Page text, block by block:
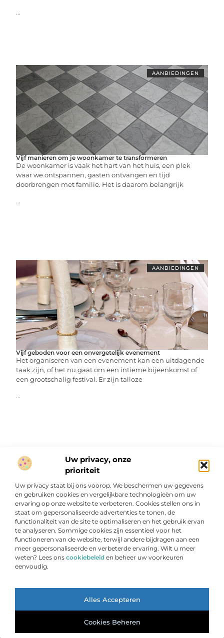
Uw privacy, onze
prioriteit
Uw privacy staat bij ons voorop. We beschermen uw gegevens
en gebruiken cookies en vergelijkbare technologieën om uw
ervaring op onze website te verbeteren. Cookies stellen ons in
staat om gepersonaliseerde advertenties te tonen, de
functionaliteit van de site te optimaliseren en het gebruik ervan
te analyseren. Sommige cookies zijn essentieel voor het
functioneren van de website, terwijl andere bijdragen aan een
meer gepersonaliseerde en verbeterde ervaring. Wilt u meer
weten? Lees ons cookiebeleid en beheer uw voorkeuren
eenvoudig.
Alles Accepteren
Cookies Beheren
...
AANBIEDINGEN
Vijf manieren om je woonkamer te transformeren
De woonkamer is vaak het hart van het huis, een plek
waar we ontspannen, gasten ontvangen en tijd
doorbrengen met familie. Het is daarom belangrijk
...
AANBIEDINGEN
Vijf geboden voor een onvergetelijk evenement
Het organiseren van een evenement kan een uitdagende
taak zijn, of het nu gaat om een intieme bijeenkomst of
een grootschalig festival. Er zijn talloze
...
AANBIEDINGEN
Een blik op de toekomst van duurzaam voedsel
De wereld van voedselproductie en -consumptie staat aan
de vooravond van een revolutionaire verandering. Met een